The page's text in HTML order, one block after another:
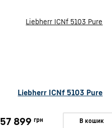
Liebherr ICNf 5103 Pure
57 899 грн В кошик